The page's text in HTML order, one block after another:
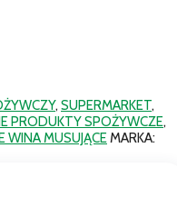
, SUPERMARKET,
PRODUKTY SPOŻYWCZE,
WINA MUSUJĄCEMARKA: